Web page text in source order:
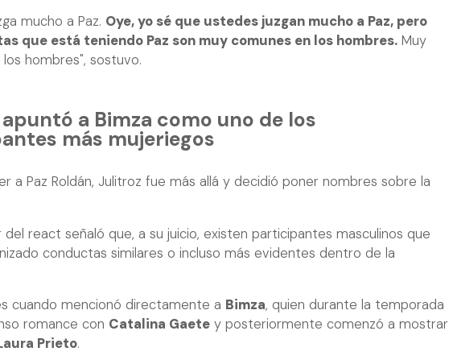
mucho a Paz. Oye, yo sé que ustedes juzgan mucho a Paz, pero
que está teniendo Paz son muy comunes en los hombres. Muy
hombres", sostuvo.
a Bimza como uno de los
más mujeriegos
a Paz Roldán, Julitroz fue más allá y decidió poner nombres sobre la
del react señaló que, a su juicio, existen participantes masculinos que
conductas similares o incluso más evidentes dentro de la
cuando mencionó directamente a Bimza, quien durante la temporada
romance con Catalina Gaete y posteriormente comenzó a mostrar
Prieto.